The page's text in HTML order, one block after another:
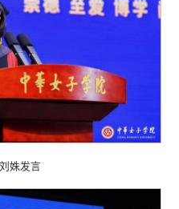
姝发言